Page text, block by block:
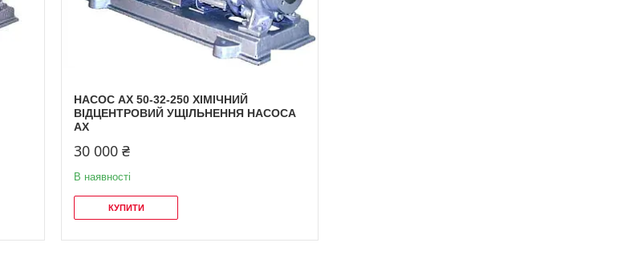
НАСОС АХ 50-32-250 ХІМІЧНИЙ
ВІДЦЕНТРОВИЙ УЩІЛЬНЕННЯ НАСОСА
АХ
30 000 ₴
В наявності
КУПИТИ